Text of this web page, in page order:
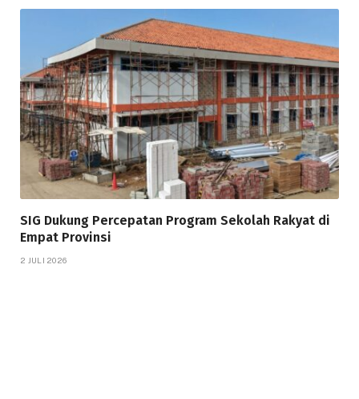
SIG Dukung Percepatan Program Sekolah Rakyat di
Empat Provinsi
2 JULI 2026